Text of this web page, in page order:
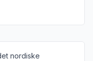
nordiske